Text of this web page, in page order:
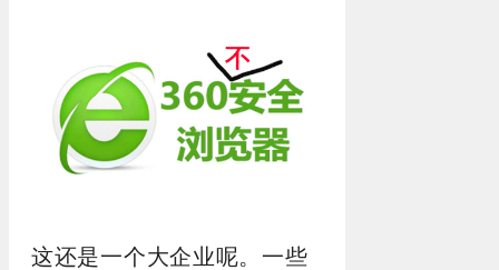
这还是一个大企业呢。一些